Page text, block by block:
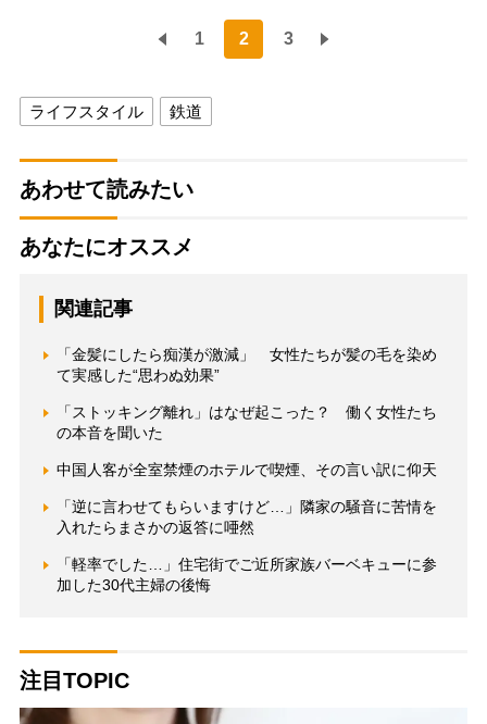
1 2 3
ライフスタイル 鉄道
あわせて読みたい
あなたにオススメ
関連記事
「金髪にしたら痴漢が激減」 女性たちが髪の毛を染め
て実感した“思わぬ効果”
「ストッキング離れ」はなぜ起こった？ 働く女性たち
の本音を聞いた
中国人客が全室禁煙のホテルで喫煙、その言い訳に仰天
「逆に言わせてもらいますけど…」隣家の騒音に苦情を
入れたらまさかの返答に唖然
「軽率でした…」住宅街でご近所家族バーベキューに参
加した30代主婦の後悔
注目TOPIC